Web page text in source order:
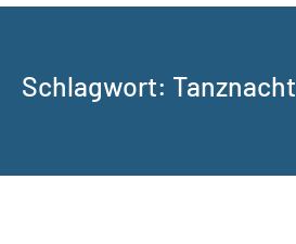
Schlagwort: Tanznacht